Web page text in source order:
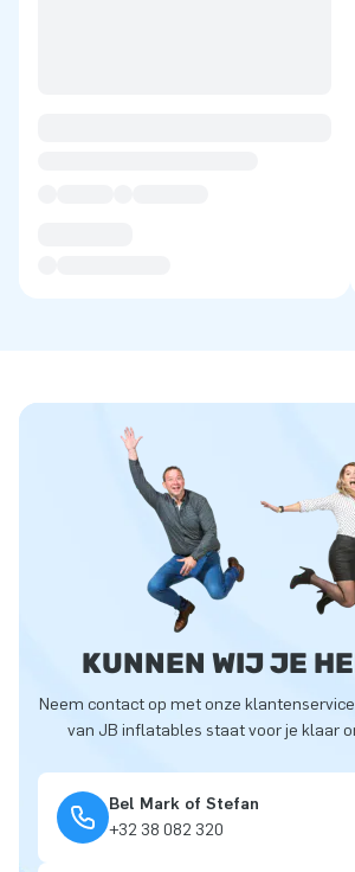
KUNNEN WIJ JE
Neem contact op met onze
van JB inflatables staat voor je klaar
Bel Mark of Stefan
+32 38 082 320